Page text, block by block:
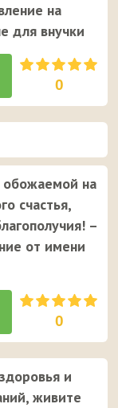
на
для внучки
0
обожаемой на
счастья,
–
от имени
0
и
живите